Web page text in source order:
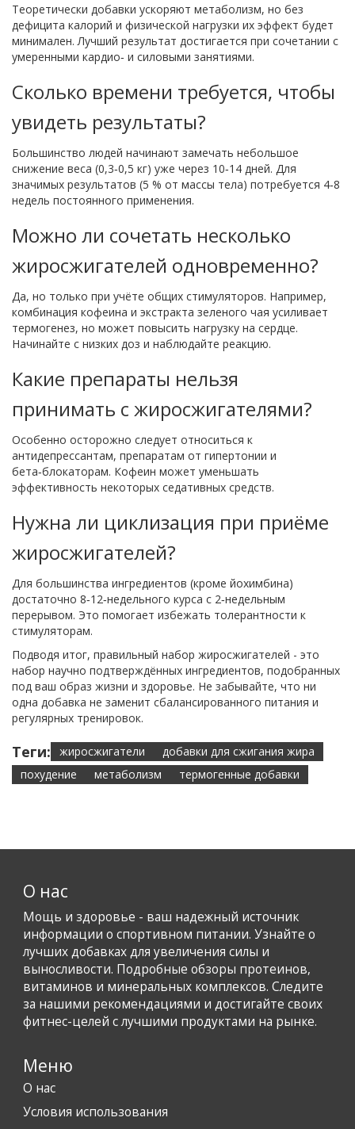
Теоретически добавки ускоряют метаболизм, но без
дефицита калорий и физической нагрузки их эффект будет
минимален. Лучший результат достигается при сочетании с
умеренными кардио‑ и силовыми занятиями.
Сколько времени требуется, чтобы
увидеть результаты?
Большинство людей начинают замечать небольшое
снижение веса (0,3‑0,5 кг) уже через 10‑14 дней. Для
значимых результатов (5 % от массы тела) потребуется 4‑8
недель постоянного применения.
Можно ли сочетать несколько
жиросжигателей одновременно?
Да, но только при учёте общих стимуляторов. Например,
комбинация кофеина и экстракта зеленого чая усиливает
термогенез, но может повысить нагрузку на сердце.
Начинайте с низких доз и наблюдайте реакцию.
Какие препараты нельзя
принимать с жиросжигателями?
Особенно осторожно следует относиться к
антидепрессантам, препаратам от гипертонии и
бета‑блокаторам. Кофеин может уменьшать
эффективность некоторых седативных средств.
Нужна ли циклизация при приёме
жиросжигателей?
Для большинства ингредиентов (кроме йохимбина)
достаточно 8‑12‑недельного курса с 2‑недельным
перерывом. Это помогает избежать толерантности к
стимуляторам.
Подводя итог, правильный набор жиросжигателей - это
набор научно подтверждённых ингредиентов, подобранных
под ваш образ жизни и здоровье. Не забывайте, что ни
одна добавка не заменит сбалансированного питания и
регулярных тренировок.
Теги: жиросжигатели
добавки для сжигания жира
похудение
метаболизм термогенные добавки
О нас
Мощь и здоровье - ваш надежный источник
информации о спортивном питании. Узнайте о
лучших добавках для увеличения силы и
выносливости. Подробные обзоры протеинов,
витаминов и минеральных комплексов. Следите
за нашими рекомендациями и достигайте своих
фитнес-целей с лучшими продуктами на рынке.
Меню
О нас
Условия использования